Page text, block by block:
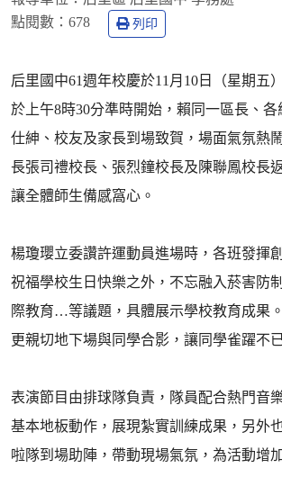
點閱數： 678 列印
后里國中61週年校慶於11月10日（星期五
於上午8時30分準時開始，賴同一區長、
仕紳、校友及家長到場致賀，場面氣氛熱
長張司禮校長、張烈鐘校長及陳聯鳳校長
讓全體師生備感窩心。
楊瓊瓔立委讚許運動員進場時，各班發揮
祝福學校生日快樂之外，不忘融入菸害防
際教育…等議題，具體展示學校教育成果
更親切地下場與同學合影，讓同學雀躍不
表演節目由排球隊負責，隊員配合熱門音
基本地板動作，展現紮實訓練成果，另外
啦隊到場助陣，帶動現場氣氛，為活動增